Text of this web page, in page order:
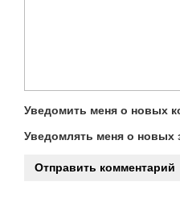
Уведомить меня о новых
Уведомлять меня о новых